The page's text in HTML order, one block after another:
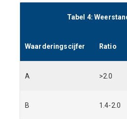
Tabel 4:
Waarderingscijfer Ratio
A >2.0
B 1.4-2.0